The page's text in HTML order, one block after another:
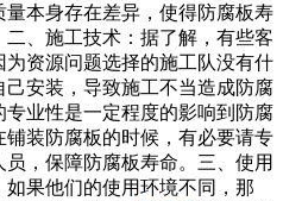
本身存在差异，使得防腐板寿
、施工技术：据了解，有些客
资源问题选择的施工队没有什
安装，导致施工不当造成防腐
业性是一定程度的影响到防腐
装防腐板的时候，有必要请专
，保障防腐板寿命。三、使用
果他们的使用环境不同，那